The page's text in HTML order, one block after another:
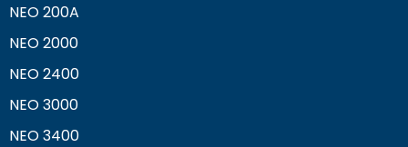
NEO 200A
NEO 2000
NEO 2400
NEO 3000
NEO 3400